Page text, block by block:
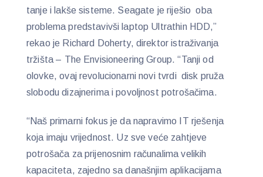
tanje i lakše sisteme. Seagate je riješio oba
problema predstavivši laptop Ultrathin HDD,”
rekao je Richard Doherty, direktor istraživanja
tržišta – The Envisioneering Group. “Tanji od
olovke, ovaj revolucionarni novi tvrdi disk pruža
slobodu dizajnerima i povoljnost potrošačima.
“Naš primarni fokus je da napravimo IT rješenja
koja imaju vrijednost. Uz sve veće zahtjeve
potrošača za prijenosnim računalima velikih
kapaciteta, zajedno sa današnjim aplikacijama